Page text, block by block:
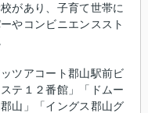
があり、子育て世帯に
やコンビニエンススト
ツアコート郡山駅前ビ
テ１２番館」「ドムー
山」「イングス郡山グ